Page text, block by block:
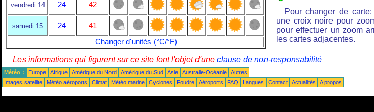
vendredi 14 24 42
samedi 15 24
41
Changer d'unités (°C/°F)
Pour changer de
une croix noire pour
pour effectuer un zoom
les cartes adjacentes.
Les informations qui figurent sur ce site font l'objet d'une clause de non-responsabilité
Météo : Europe Afrique Amérique du Nord Amérique du Sud Asie Australie-Océanie
Autres
Images satellite
Météo aéroports Climat Météo marine Cyclones Foudre Aéroports FAQ Langues Contact Actualités A propos